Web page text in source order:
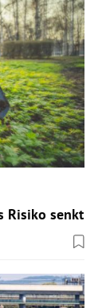
Risiko senkt